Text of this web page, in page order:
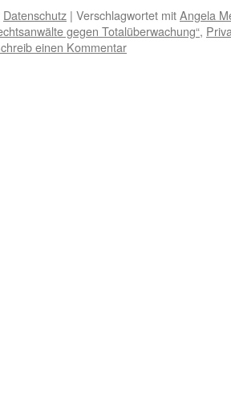
Datenschutz | Verschlagwortet mitAngela
gegen Totalüberwachung“,
einen Kommentar